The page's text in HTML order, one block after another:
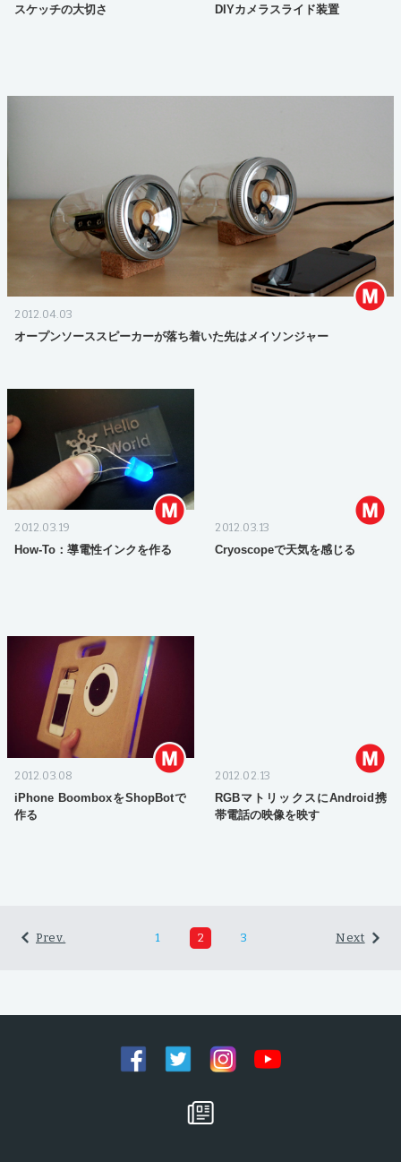
スケッチの大切さ DIYカメラスライド装置
2012.04.03
オープンソーススピーカーが落ち着いた先はメイソンジャー
2012.03.19
How-To：導電性インクを作る
2012.03.13
Cryoscopeで天気を感じる
2012.03.08
iPhone BoomboxをShopBotで
作る
2012.02.13
RGBマトリックスにAndroid携
帯電話の映像を映す
Prev. 1 2 3 Next